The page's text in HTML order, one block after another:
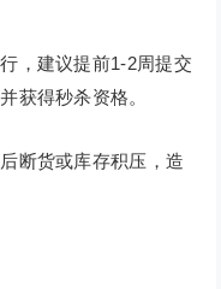
，建议提前1-2周提交
获得秒杀资格。
断货或库存积压，造